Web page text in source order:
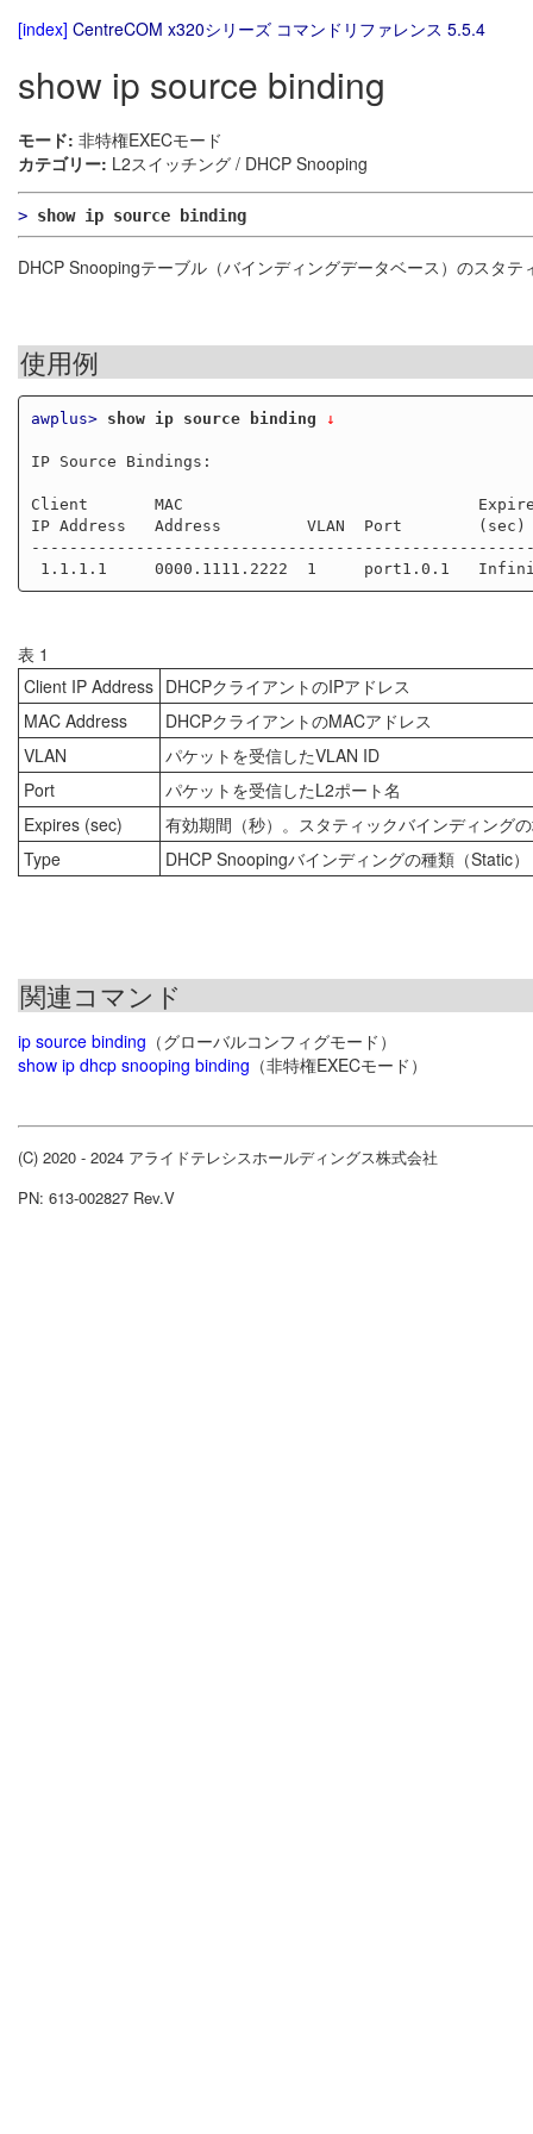
[index] CentreCOM x320シリーズ コマンドリファレンス 5.5.4
show ip source binding
モード: 非特権EXECモード
カテゴリー: L2スイッチング / DHCP Snooping
> show ip source binding
DHCP Snoopingテーブル（バインディングデータベース）のスタ
使用例
awplus> show ip source binding ↓
IP Source Bindings:
Client       MAC
IP Address   Address         VLAN  Port
表 1
Client IP Address DHCPクライアントのIPアドレス
MAC Address
DHCPクライアントのMACアドレス
VLAN
パケットを受信したVLAN ID
Port
パケットを受信したL2ポート名
Expires (sec)
有効期間（秒）。スタティックバインディング
Type
DHCP Snoopingバインディングの種類（Static）
関連コマンド
ip source binding （グローバルコンフィグモード）
show ip dhcp snooping binding （非特権EXECモード）
(C) 2020 - 2024 アライドテレシスホールディングス株式会社
PN: 613-002827 Rev.V